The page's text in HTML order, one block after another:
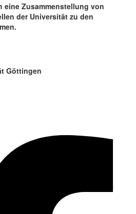
Zusammenstellung von
der Universität zu den
Göttingen